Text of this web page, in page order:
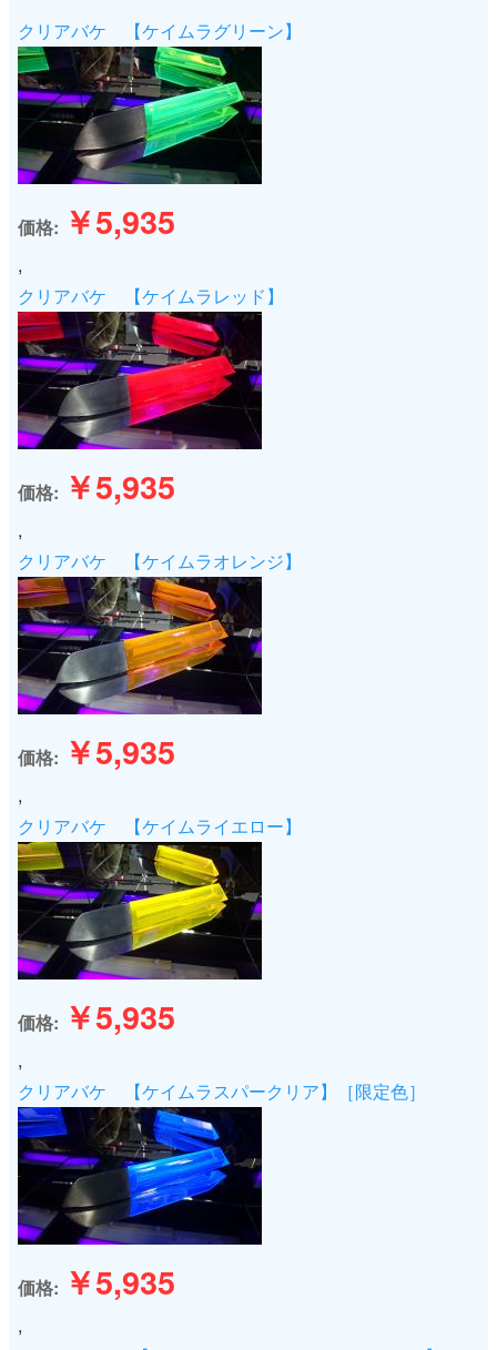
クリアバケ 【ケイムラグリーン】
価格 ￥5,935
,
クリアバケ 【ケイムラレッド】
価格 ￥5,935
,
クリアバケ 【ケイムラオレンジ】
価格 ￥5,935
,
クリアバケ 【ケイムライエロー】
価格 ￥5,935
,
クリアバケ 【ケイムラスパークリア】［限定色］
価格 ￥5,935
,